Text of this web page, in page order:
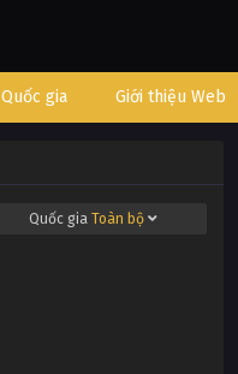
Quốc gia Giới thiệu Web
Quốc giaToàn bộ